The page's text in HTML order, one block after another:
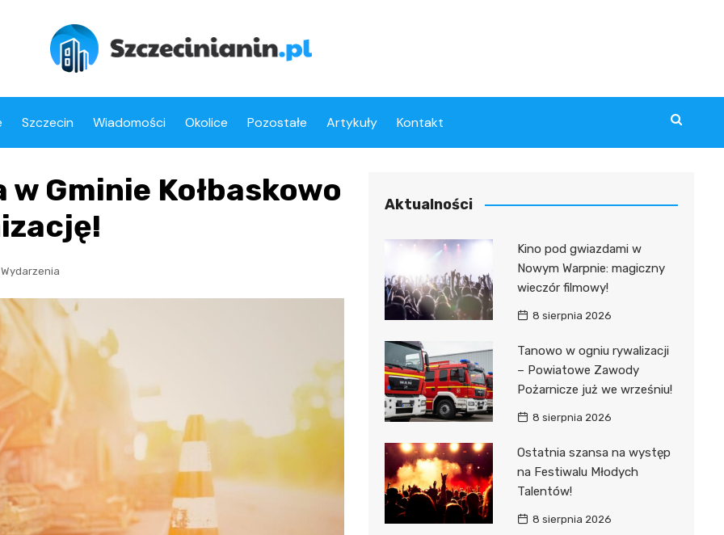
Szczecin Wiadomości Okolice Pozostałe Artykuły Kontakt
Gminie Kołbaskowo
Wydarzenia
Aktualności
Kino pod gwiazdami w
Nowym Warpnie: magiczny
wieczór filmowy!
8 sierpnia 2026
Tanowo w ogniu rywalizacji
– Powiatowe Zawody
Pożarnicze już we wrześniu!
8 sierpnia 2026
Ostatnia szansa na występ
na Festiwalu Młodych
Talentów!
8 sierpnia 2026